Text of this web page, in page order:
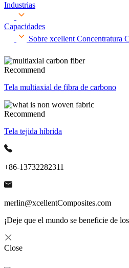
Industrias
Capacidades
Sobre xcellent Concentratura
Recommend
Tela multiaxial de fibra de carbono
Recommend
Tela tejida híbrida
+86-13732282311
merlin@xcellentComposites.com
¡Deje que el mundo se beneficie de
Close